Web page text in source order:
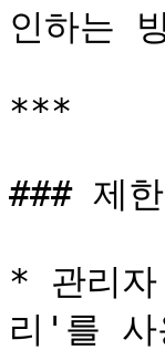
인하는
***
### 제
* 관리
리'를 사